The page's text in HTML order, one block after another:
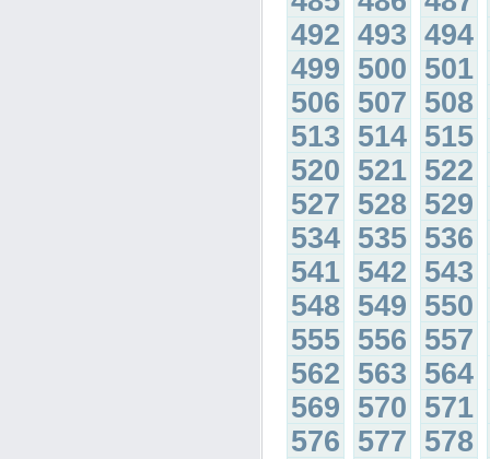
492 493 494
499 500 501
506 507 508
513 514 515
520 521 522
527 528 529
534 535 536
541 542 543
548 549 550
555 556 557
562 563 564
569 570 571
576 577 578